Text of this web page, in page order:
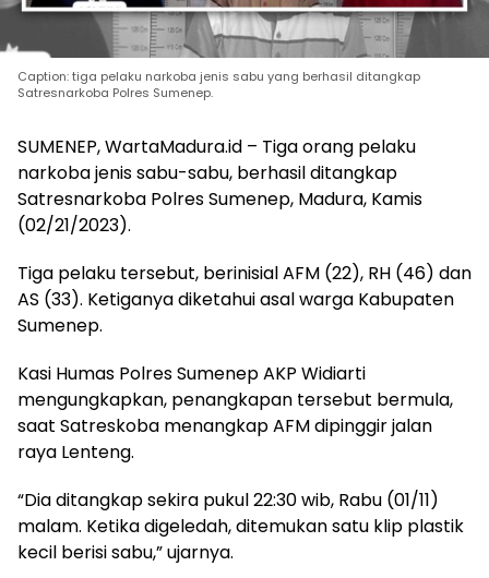
Caption: tiga pelaku narkoba jenis sabu yang berhasil ditangkap
Satresnarkoba Polres Sumenep.
SUMENEP, WartaMadura.id – Tiga orang pelaku
narkoba jenis sabu-sabu, berhasil ditangkap
Satresnarkoba Polres Sumenep, Madura, Kamis
(02/21/2023).
Tiga pelaku tersebut, berinisial AFM (22), RH (46) dan
AS (33). Ketiganya diketahui asal warga Kabupaten
Sumenep.
Kasi Humas Polres Sumenep AKP Widiarti
mengungkapkan, penangkapan tersebut bermula,
saat Satreskoba menangkap AFM dipinggir jalan
raya Lenteng.
“Dia ditangkap sekira pukul 22:30 wib, Rabu (01/11)
malam. Ketika digeledah, ditemukan satu klip plastik
kecil berisi sabu,” ujarnya.